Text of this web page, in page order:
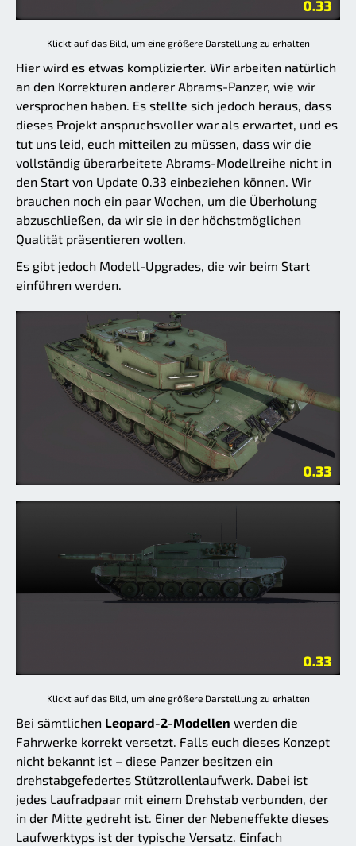
Klickt auf das Bild, um eine größere Darstellung zu erhalten
Hier wird es etwas komplizierter. Wir arbeiten natürlich
an den Korrekturen anderer Abrams-Panzer, wie wir
versprochen haben. Es stellte sich jedoch heraus, dass
dieses Projekt anspruchsvoller war als erwartet, und es
tut uns leid, euch mitteilen zu müssen, dass wir die
vollständig überarbeitete Abrams-Modellreihe nicht in
den Start von Update 0.33 einbeziehen können. Wir
brauchen noch ein paar Wochen, um die Überholung
abzuschließen, da wir sie in der höchstmöglichen
Qualität präsentieren wollen.
Es gibt jedoch Modell-Upgrades, die wir beim Start
einführen werden.
Klickt auf das Bild, um eine größere Darstellung zu erhalten
Bei sämtlichen Leopard-2-Modellen werden die
Fahrwerke korrekt versetzt. Falls euch dieses Konzept
nicht bekannt ist – diese Panzer besitzen ein
drehstabgefedertes Stützrollenlaufwerk. Dabei ist
jedes Laufradpaar mit einem Drehstab verbunden, der
in der Mitte gedreht ist. Einer der Nebeneffekte dieses
Laufwerktyps ist der typische Versatz. Einfach